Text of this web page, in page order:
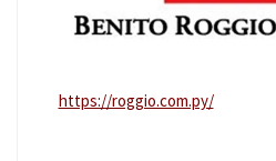
https://roggio.com.py/